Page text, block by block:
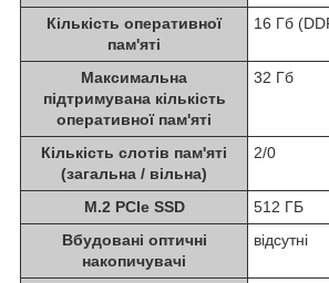
Кількість оперативної
пам'яті
16 Гб
Максимальна
підтримувана кількість
оперативної пам'яті
32 Гб
Кількість слотів пам'яті
(загальна / вільна)
2/0
M.2 PCIe SSD
512 ГБ
Вбудовані оптичні
накопичувачі
відсутні